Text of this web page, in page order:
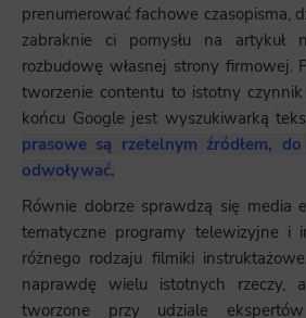
prenumerować fachowe czasopisma,
zabraknie ci pomysłu na artykuł
rozbudowę własnej strony firmowej.
tworzenie contentu to istotny
końcu Google jest wyszukiwarką
prasowe są rzetelnym źródłem,
odwoływać.
Równie dobrze sprawdzą się media
tematyczne programy telewizyjne i
różnego rodzaju filmiki
naprawdę wielu istotnych rzeczy,
tworzone przy udziale